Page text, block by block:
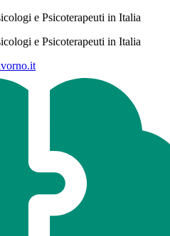
e Psicoterapeuti in Italia
e Psicoterapeuti in Italia